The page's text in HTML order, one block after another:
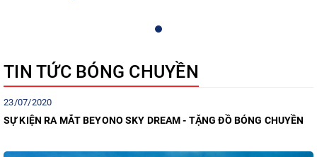
TIN TỨC BÓNG CHUYỀN
23/07/2020
SỰ KIỆN RA MẮT BEYONO SKY DREAM - TẶNG ĐỒ BÓNG CHUYỀN